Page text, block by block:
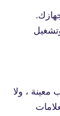
معينة ، ولا